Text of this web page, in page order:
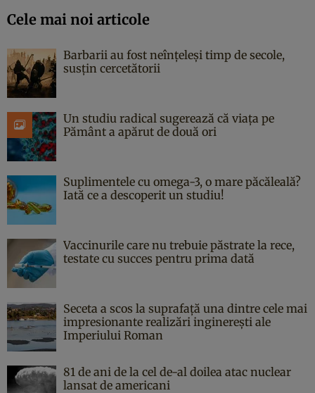
Cele mai noi articole
Barbarii au fost neînțeleși timp de secole,
susțin cercetătorii
Un studiu radical sugerează că viața pe
Pământ a apărut de două ori
Suplimentele cu omega-3, o mare păcăleală?
Iată ce a descoperit un studiu!
Vaccinurile care nu trebuie păstrate la rece,
testate cu succes pentru prima dată
Seceta a scos la suprafață una dintre cele mai
impresionante realizări inginerești ale
Imperiului Roman
81 de ani de la cel de-al doilea atac nuclear
lansat de americani